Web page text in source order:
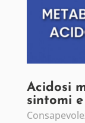
Acidosi
sintomi